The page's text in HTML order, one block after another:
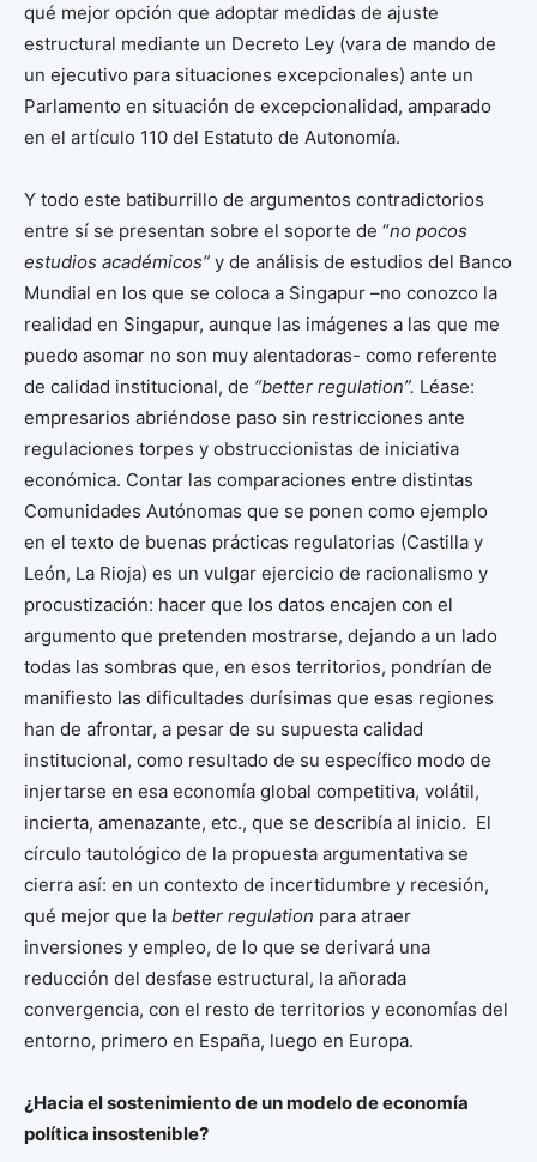
qué mejor opción que adoptar medidas de ajuste
estructural mediante un Decreto Ley (vara de mando de
un ejecutivo para situaciones excepcionales) ante un
Parlamento en situación de excepcionalidad, amparado
en el artículo 110 del Estatuto de Autonomía.
Y todo este batiburrillo de argumentos contradictorios
entre sí se presentan sobre el soporte de “no pocos
estudios académicos” y de análisis de estudios del Banco
Mundial en los que se coloca a Singapur –no conozco la
realidad en Singapur, aunque las imágenes a las que me
puedo asomar no son muy alentadoras- como referente
de calidad institucional, de “better regulation”. Léase:
empresarios abriéndose paso sin restricciones ante
regulaciones torpes y obstruccionistas de iniciativa
económica. Contar las comparaciones entre distintas
Comunidades Autónomas que se ponen como ejemplo
en el texto de buenas prácticas regulatorias (Castilla y
León, La Rioja) es un vulgar ejercicio de racionalismo y
procustización: hacer que los datos encajen con el
argumento que pretenden mostrarse, dejando a un lado
todas las sombras que, en esos territorios, pondrían de
manifiesto las dificultades durísimas que esas regiones
han de afrontar, a pesar de su supuesta calidad
institucional, como resultado de su específico modo de
injertarse en esa economía global competitiva, volátil,
incierta, amenazante, etc., que se describía al inicio. El
círculo tautológico de la propuesta argumentativa se
cierra así: en un contexto de incertidumbre y recesión,
qué mejor que la better regulation para atraer
inversiones y empleo, de lo que se derivará una
reducción del desfase estructural, la añorada
convergencia, con el resto de territorios y economías del
entorno, primero en España, luego en Europa.
¿Hacia el sostenimiento de un modelo de economía
política insostenible?